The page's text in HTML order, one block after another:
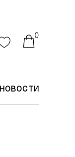
0
НОВОСТИ